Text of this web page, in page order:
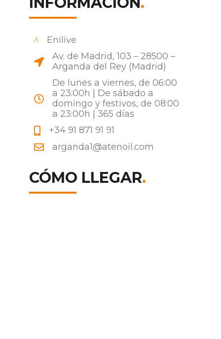
Enilive
Av. de Madrid, 103 – 28500 –
Arganda del Rey (Madrid)
De lunes a viernes, de 06:00
a 23:00h | De sábado a
domingo y festivos, de 08:00
a 23:00h | 365 días
+34 91 871 91 91
arganda1@atenoil.com
CÓMO LLEGAR.